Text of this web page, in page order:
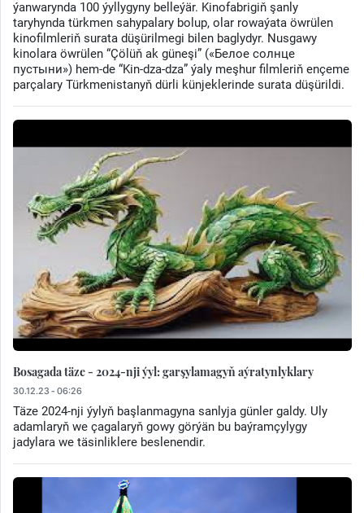
ýanwarynda 100 ýyllygyny belleýär. Kinofabrigiň şanly
taryhynda türkmen sahypalary bolup, olar rowaýata öwrülen
kinofilmleriň surata düşürilmegi bilen baglydyr. Nusgawy
kinolara öwrülen “Çölüň ak güneşi” («Белое солнце
пустыни») hem-de “Kin-dza-dza” ýaly meşhur filmleriň ençeme
parçalary Türkmenistanyň dürli künjeklerinde surata düşürildi.
Bosagada täze - 2024-nji ýyl: garşylamagyň aýratynlyklary
30.12.23 - 06:26
Täze 2024-nji ýylyň başlanmagyna sanlyja günler galdy. Uly
adamlaryň we çagalaryň gowy görýän bu baýramçylygy
jadylara we täsinliklere beslenendir.